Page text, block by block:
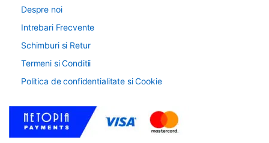
Despre noi
Intrebari Frecvente
Schimburi si Retur
Termeni si Conditii
Politica de confidentialitate si Cookie